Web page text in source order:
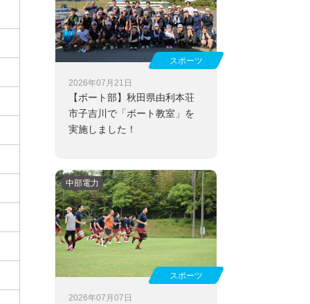
2026年07月21日
【ボート部】秋田県由利本荘
市子吉川で「ボート教室」を
実施しました！
スポーツ
2026年07月07日
スポーツ
中部電力